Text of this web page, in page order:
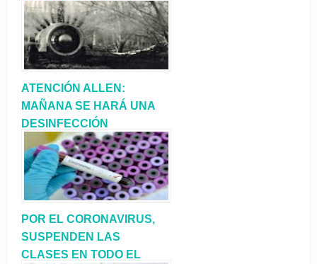
ESPECÍFICOS
ATENCIÓN ALLEN:
MAÑANA SE HARÁ UNA
DESINFECCIÓN
GENERAL EN LA CIUDAD
POR EL CORONAVIRUS,
SUSPENDEN LAS
CLASES EN TODO EL